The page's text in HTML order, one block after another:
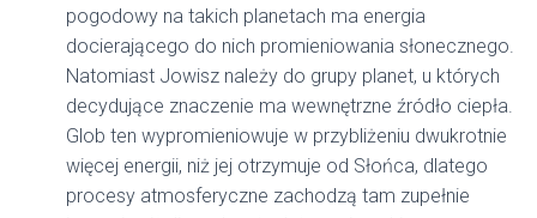
pogodowy na takich planetach ma energia
docierającego do nich promieniowania słonecznego.
Natomiast Jowisz należy do grupy planet, u których
decydujące znaczenie ma wewnętrzne źródło ciepła.
Glob ten wypromieniowuje w przybliżeniu dwukrotnie
więcej energii, niż jej otrzymuje od Słońca, dlatego
procesy atmosferyczne zachodzą tam zupełnie